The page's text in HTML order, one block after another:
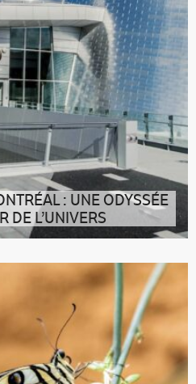
: UNE ODYSSÉE
DE L’UNIVERS
le Planétarium de Montréal et